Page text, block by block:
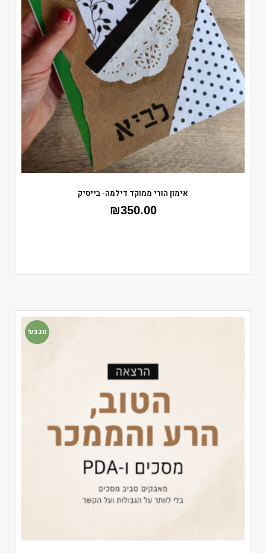
אימון הורי ממוקד דילמה- בייסיק
₪350.00
מבצע!